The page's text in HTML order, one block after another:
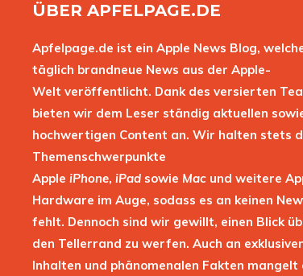
ÜBER APFELPAGE.DE
Apfelpage.de ist ein Apple News Blog,
täglich brandneue News aus der Apple-
Welt veröffentlicht. Dank des versierten
bieten wir dem Leser ständig aktuellen
hochwertigen Content an. Wir halten stets
Themenschwerpunkte
Apple iPhone, iPad sowie Mac und weitere
Hardware im Auge, sodass es an keinen
fehlt. Dennoch sind wir gewillt, einen Blick
den Tellerrand zu werfen. Auch an
Inhalten und phänomenalen Fakten mangelt